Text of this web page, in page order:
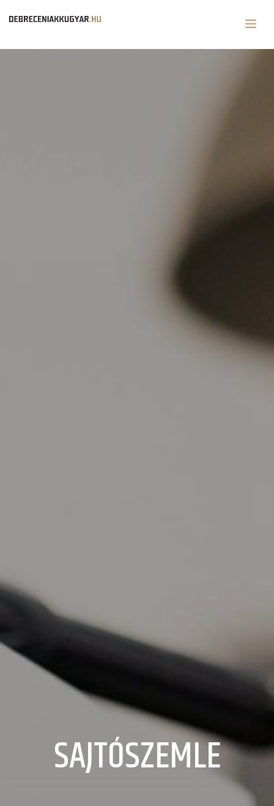
SAJTÓSZEMLE